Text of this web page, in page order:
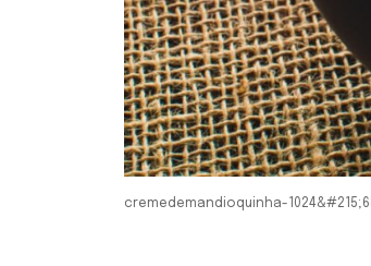
cremedemandioquinha-